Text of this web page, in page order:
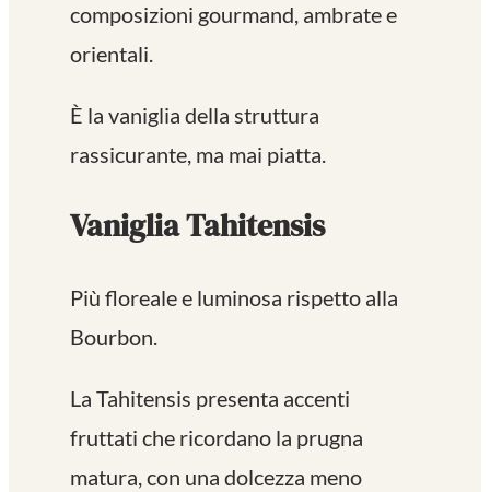
composizioni gourmand, ambrate e
orientali.
È la vaniglia della struttura
rassicurante, ma mai piatta.
Vaniglia Tahitensis
Più floreale e luminosa rispetto alla
Bourbon.
La Tahitensis presenta accenti
fruttati che ricordano la prugna
matura, con una dolcezza meno